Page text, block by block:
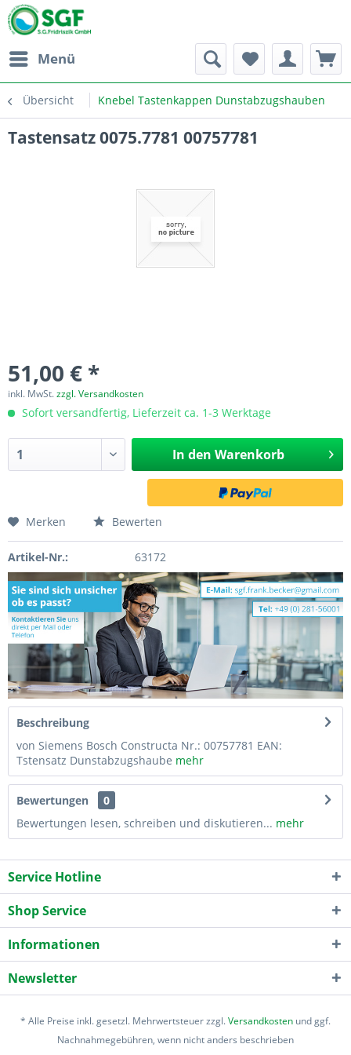
Menü
Übersicht Knebel Tastenkappen Dunstabzugshauben
Tastensatz 0075.7781 00757781
51,00 € *
inkl. MwSt.zzgl. Versandkosten
Sofort versandfertig, Lieferzeit ca. 1-3 Werktage
In den Warenkorb
Merken Bewerten
Artikel-Nr.: 63172
Beschreibung
von Siemens Bosch Constructa Nr.: 00757781 EAN:
Tstensatz Dunstabzugshaube mehr
Bewertungen
0
Bewertungen lesen, schreiben und diskutieren... mehr
Service Hotline
Shop Service
Informationen
Newsletter
* Alle Preise inkl. gesetzl. Mehrwertsteuer zzgl.Versandkosten und ggf.
Nachnahmegebühren, wenn nicht anders beschrieben